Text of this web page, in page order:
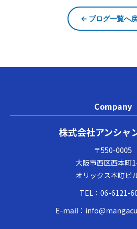
← ブログ一覧へ
Company
株式会社アンシャ
〒550-0005
大阪市西区西本町
オリックス本町ビ
TEL： 06-6121-
E-mail：